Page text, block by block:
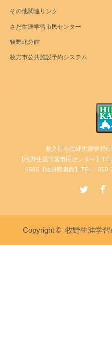
その他関連リンク
さだ生涯学習市民センター
牧野北分館
枚方市公共施設予約システム
枚方市立牧野生涯学習
【牧野生涯学習市民センター】
2566【牧野図書館】TEL：
Copyright © 牧野生涯学